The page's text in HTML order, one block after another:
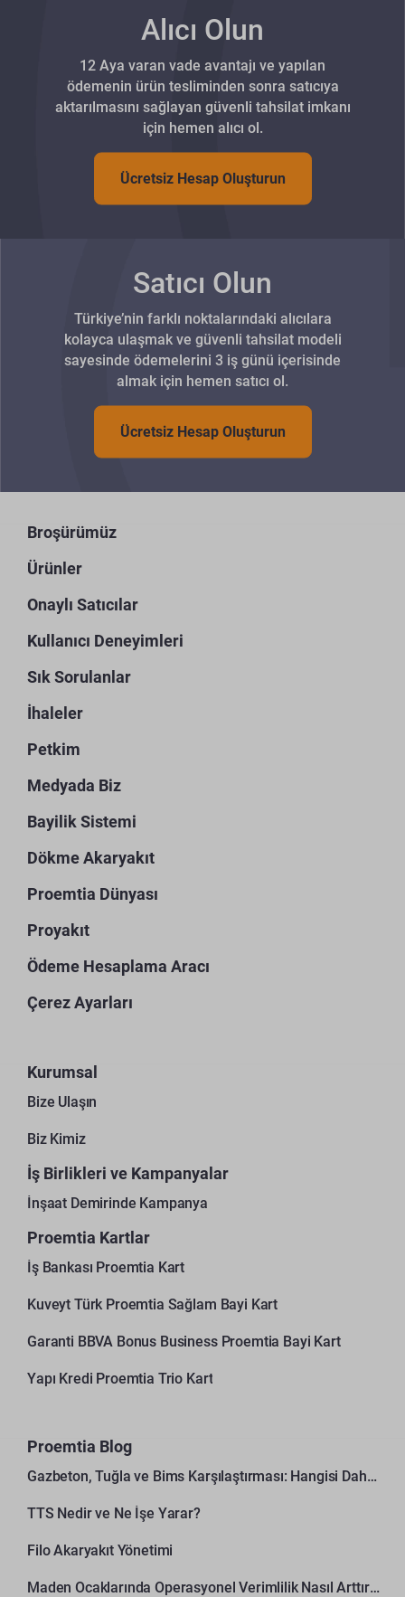
Alıcı Olun
12 Aya varan vade avantajı ve yapılan
ödemenin ürün tesliminden sonra satıcıya
aktarılmasını sağlayan güvenli tahsilat imkanı
için hemen alıcı ol.
Ücretsiz Hesap Oluşturun
Satıcı Olun
Türkiye’nin farklı noktalarındaki alıcılara
kolayca ulaşmak ve güvenli tahsilat modeli
sayesinde ödemelerini 3 iş günü içerisinde
almak için hemen satıcı ol.
Ücretsiz Hesap Oluşturun
Broşürümüz
Ürünler
Onaylı Satıcılar
Kullanıcı Deneyimleri
Sık Sorulanlar
İhaleler
Petkim
Medyada Biz
Bayilik Sistemi
Dökme Akaryakıt
Proemtia Dünyası
Proyakıt
Ödeme Hesaplama Aracı
Çerez Ayarları
Kurumsal
Bize Ulaşın
Biz Kimiz
İş Birlikleri ve Kampanyalar
İnşaat Demirinde Kampanya
Proemtia Kartlar
İş Bankası Proemtia Kart
Kuveyt Türk Proemtia Sağlam Bayi Kart
Garanti BBVA Bonus Business Proemtia Bayi Kart
Yapı Kredi Proemtia Trio Kart
Proemtia Blog
Gazbeton, Tuğla ve Bims Karşılaştırması: Hangisi Daha Avantajlı?
TTS Nedir ve Ne İşe Yarar?
Filo Akaryakıt Yönetimi
Maden Ocaklarında Operasyonel Verimlilik Nasıl Arttırılır?